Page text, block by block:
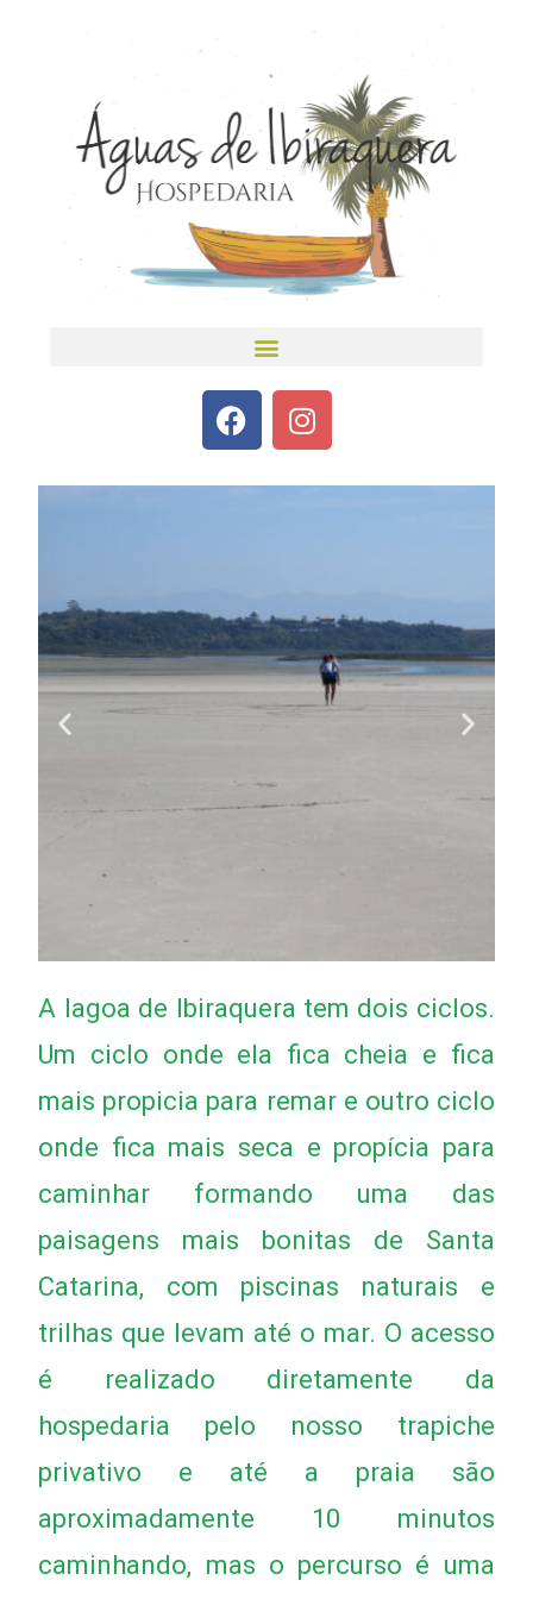
A lagoa de Ibiraquera tem dois ciclos.
Um ciclo onde ela fica cheia e fica
mais propicia para remar e outro ciclo
onde fica mais seca e propícia para
caminhar formando uma das
paisagens mais bonitas de Santa
Catarina, com piscinas naturais e
trilhas que levam até o mar. O acesso
é realizado diretamente da
hospedaria pelo nosso trapiche
privativo e até a praia são
aproximadamente 10 minutos
caminhando, mas o percurso é uma